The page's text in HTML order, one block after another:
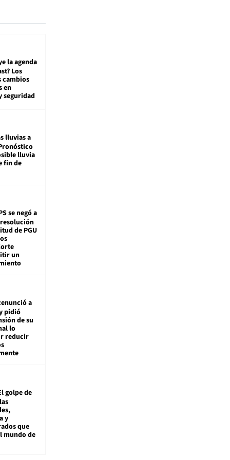
la agenda
Los
cambios
en
seguridad
lluvias a
lluvia
fin de
se negó a
de PGU
un
a
pidió
de su
lo
reducir
golpe de
y
que
mundo de